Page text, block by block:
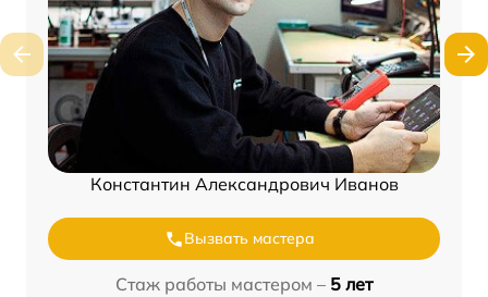
Константин Александрович Иванов
Вызвать мастера
Стаж работы мастером – 5 лет